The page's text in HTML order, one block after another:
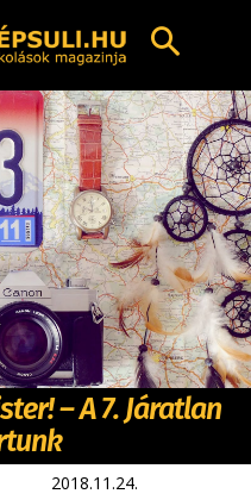
– A 7. Járatlan
2018.11.24.